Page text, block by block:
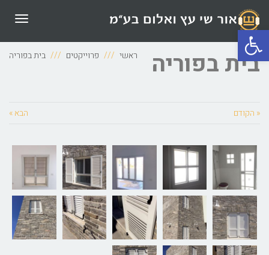
פתח סרגל נגישות
ראשי פרוייקטים בית בפוריה בית בפוריה
« הקודם הבא »